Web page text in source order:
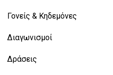
Γονείς & Κηδεμόνες
Διαγωνισμοί
Δράσεις